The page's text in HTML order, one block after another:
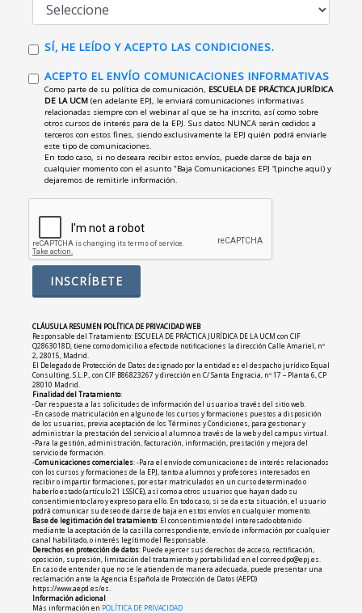
SÍ, HE LEÍDO Y ACEPTO LAS CONDICIONES.
ACEPTO EL ENVÍO COMUNICACIONES INFORMATIVAS
Como parte de su política de comunicación, ESCUELA DE PRÁCTICA JURÍDICA
DE LA UCM (en adelante EPJ, le enviará comunicaciones informativas
relacionadas siempre con el webinar al que se ha inscrito, así como sobre
otros cursos de interés para de la EPJ. Sus datos NUNCA serán cedidos a
terceros con estos fines, siendo exclusivamente la EPJ quién podrá enviarle
este tipo de comunicaciones.
En todo caso, si no deseara recibir estos envíos, puede darse de baja en
cualquier momento con el asunto "Baja Comunicaciones EPJ “(pinche aquí) y
dejaremos de remitirle información.
CLÁUSULA RESUMEN POLÍTICA DE PRIVACIDAD WEB
Responsable del Tratamiento: ESCUELA DE PRÁCTICA JURÍDICA DE LA UCM con CIF
Q2863018D, tiene como domicilio a efecto de notificaciones la dirección Calle Amariel, nº
2, 28015, Madrid.
El Delegado de Protección de Datos designado por la entidad es el despacho jurídico Equal
Consulting, S.L.P., con CIF B86823267 y dirección en C/ Santa Engracia, nº 17 – Planta 6, CP
28010 Madrid.
Finalidad del Tratamiento:
-Dar respuesta a las solicitudes de información del usuario a través del sitio web.
-En caso de matriculación en alguno de los cursos y formaciones puestos a disposición
de los usuarios, previa aceptación de los Términos y Condiciones, para gestionar y
administrar la prestación del servicio al alumno a través de la web y del campus virtual.
-Para la gestión, administración, facturación, información, prestación y mejora del
servicio de formación.
-Comunicaciones comerciales: -Para el envío de comunicaciones de interés relacionados
con los cursos y formaciones de la EPJ, tanto a alumnos y profesores interesados en
recibir o impartir formaciones, por estar matriculados en un curso determinado o
haberlo estado (artículo 21 LSSICE), así como a otros usuarios que hayan dado su
consentimiento claro y expreso para ello. En todo caso, si se da esta situación, el usuario
podrá comunicar su deseo de darse de baja en estos envíos en cualquier momento.
Base de legitimación del tratamiento: El consentimiento del interesado obtenido
mediante la aceptación de la casilla correspondiente, envío de información por cualquier
canal habilitado, o interés legítimo del Responsable.
Derechos en protección de datos: Puede ejercer sus derechos de acceso, rectificación,
oposición, supresión, limitación del tratamiento y portabilidad en el correo dpo@epj.es.
En caso de entender que no se le atienden de manera adecuada, puede presentar una
reclamación ante la Agencia Española de Protección de Datos (AEPD)
https://www.aepd.es/es.
Información adicional
Más información en POLÍTICA DE PRIVACIDAD